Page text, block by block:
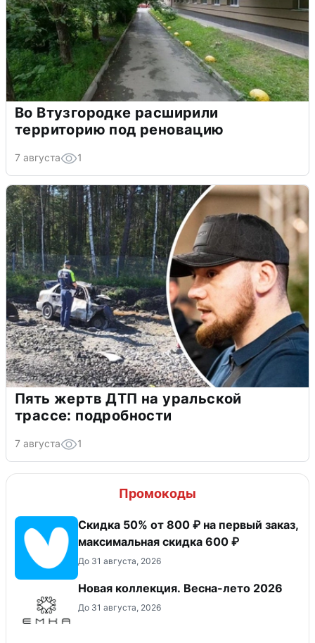
Во Втузгородке расширили
территорию под реновацию
7 августа 1
Пять жертв ДТП на уральской
трассе: подробности
7 августа 1
Промокоды
Скидка 50% от 800 ₽ на первый заказ,
максимальная скидка 600 ₽
До 31 августа, 2026
Новая коллекция. Весна-лето 2026
До 31 августа, 2026